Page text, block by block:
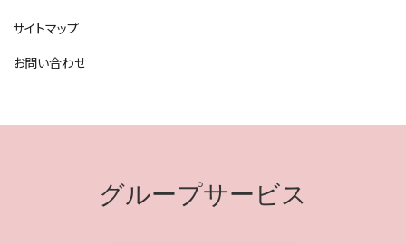
サイトマップ
お問い合わせ
グループサービス